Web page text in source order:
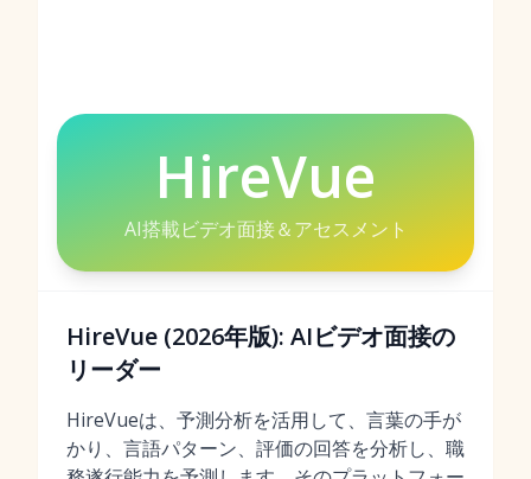
HireVue
AI搭載ビデオ面接＆アセスメント
HireVue (2026年版): AIビデオ面接の
リーダー
HireVueは、予測分析を活用して、言葉の手が
かり、言語パターン、評価の回答を分析し、職